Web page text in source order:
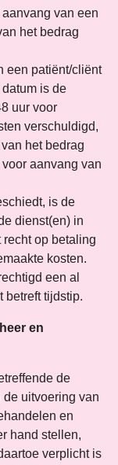
van een
het bedrag
een patiënt/cliënt
is de
uur voor
verschuldigd,
het bedrag
aanvang van
is de
dienst(en) in
op betaling
kosten.
een al
betreft tijdstip.
en
de
uitvoering van
en
hand stellen,
verplicht is